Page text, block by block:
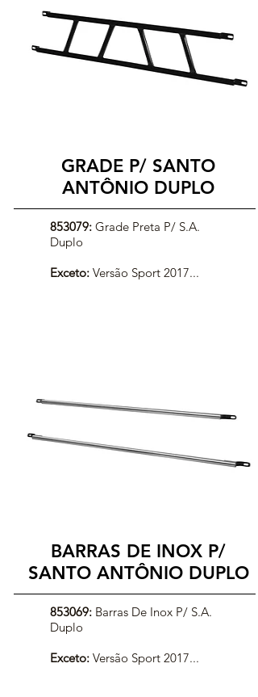
GRADE P/ SANTO
ANTÔNIO DUPLO
853079:Grade Preta P/ S.A.
Duplo
Exceto:Versão Sport 2017...
BARRAS DE INOX P/
SANTO ANTÔNIO DUPLO
853069:Barras De Inox P/ S.A.
Duplo
Exceto:Versão Sport 2017...